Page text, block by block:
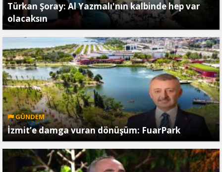
Türkan Şoray: Al Yazmalı'nın kalbinde hep var
olacaksın
GÜNDEM
İzmit’e damga vuran dönüşüm: FuarPark